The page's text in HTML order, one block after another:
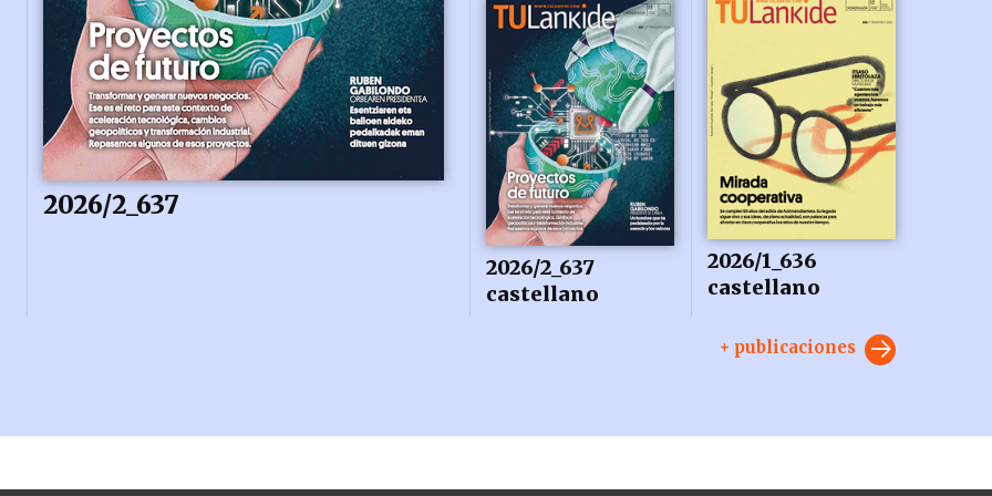
2026/2_637
2026/2_637
castellano
2026/1_636
castellano
+ publicaciones